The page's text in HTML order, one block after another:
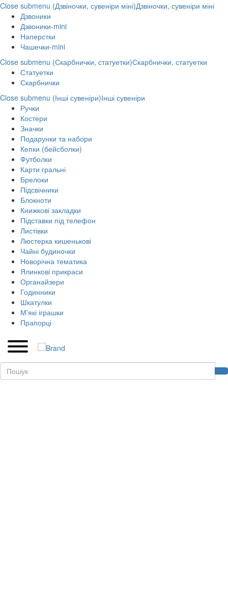
Close submenu (Дзвіночки, сувеніри міні)Дзвіночки, сувеніри міні
Дзвоники
Дзвоники-mini
Наперстки
Чашечки-mini
Close submenu (Скарбнички, статуетки)Скарбнички, статуетки
Статуетки
Скарбнички
Close submenu (Інші сувеніри)Інші сувеніри
Ручки
Костери
Значки
Подарунки та набори
Кепки (бейсболки)
Футболки
Карти гральні
Брелоки
Підсвічники
Блокноти
Книжкові закладки
Підставки під телефон
Листівки
Люстерка кишенькові
Чайні будиночки
Новорічна тематика
Ялинкові прикраси
Органайзери
Годинники
Шкатулки
М'які іграшки
Прапорці